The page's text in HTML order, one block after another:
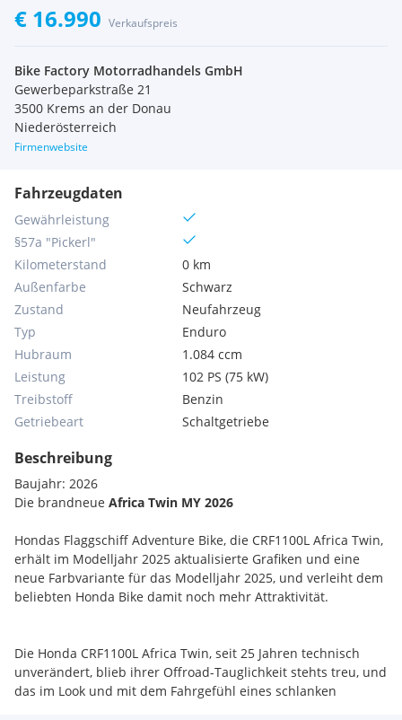
€ 16.990 Verkaufspreis
Bike Factory Motorradhandels GmbH
Gewerbeparkstraße 21
3500 Krems an der Donau
Niederösterreich
Firmenwebsite
Fahrzeugdaten
Gewährleistung
§57a "Pickerl"
Kilometerstand
0 km
Außenfarbe
Schwarz
Zustand
Neufahrzeug
Typ
Enduro
Hubraum
1.084 ccm
Leistung
102 PS (75 kW)
Treibstoff
Benzin
Getriebeart
Schaltgetriebe
Beschreibung
Baujahr: 2026
Die brandneue Africa Twin MY 2026
Hondas Flaggschiff Adventure Bike, die CRF1100L Africa Twin,
erhält im Modelljahr 2025 aktualisierte Grafiken und eine
neue Farbvariante für das Modelljahr 2025, und verleiht dem
beliebten Honda Bike damit noch mehr Attraktivität.
Die Honda CRF1100L Africa Twin, seit 25 Jahren technisch
unverändert, blieb ihrer Offroad-Tauglichkeit stehts treu, und
das im Look und mit dem Fahrgefühl eines schlanken